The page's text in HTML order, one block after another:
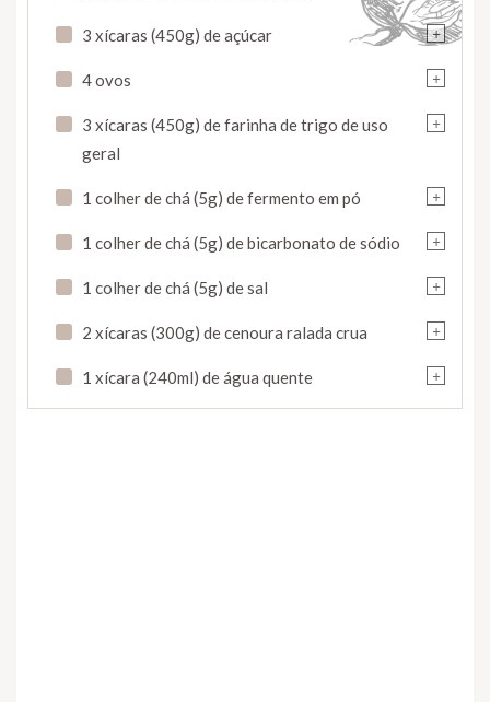
+
3 xícaras (450g) de açúcar
+
4 ovos
+
3 xícaras (450g) de farinha de trigo de uso
geral
+
1 colher de chá (5g) de fermento em pó
+
1 colher de chá (5g) de bicarbonato de sódio
+
1 colher de chá (5g) de sal
+
2 xícaras (300g) de cenoura ralada crua
+
1 xícara (240ml) de água quente